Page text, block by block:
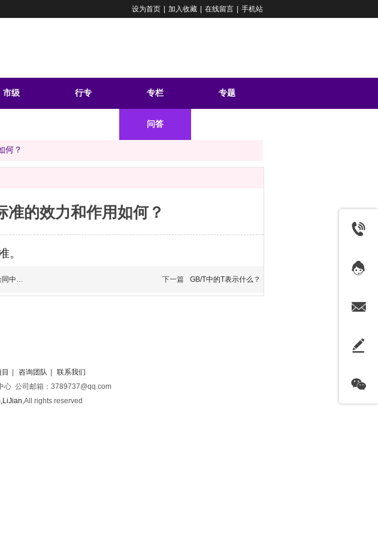
设为首页 加入收藏 在线留言 手机站
市级 行专 专栏 专题
问答
何？
准的效力和作用如何？
。
有约 下一篇 GB/T中的T表示什么？
咨询团队
联系我们
心 公司邮箱：3789737@qq.com
,All rights reserved